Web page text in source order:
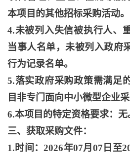
本项目的其他招标采购活动。
4.未被列入失信被执行人、
当事人名单，未被列入政府
行为记录名单。
5.落实政府采购政策需满足
目非专门面向中小微型企业
6.本项目的特定资格要求：无
三、获取采购文件：
1.时间：2026年07月07日至